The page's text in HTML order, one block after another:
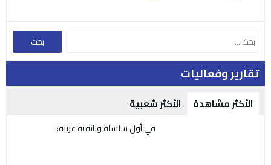
تقارير وفعاليات
الأكثر مشاهدة الأكثر شعبية
في أول سلسلة وثائقية عربية: